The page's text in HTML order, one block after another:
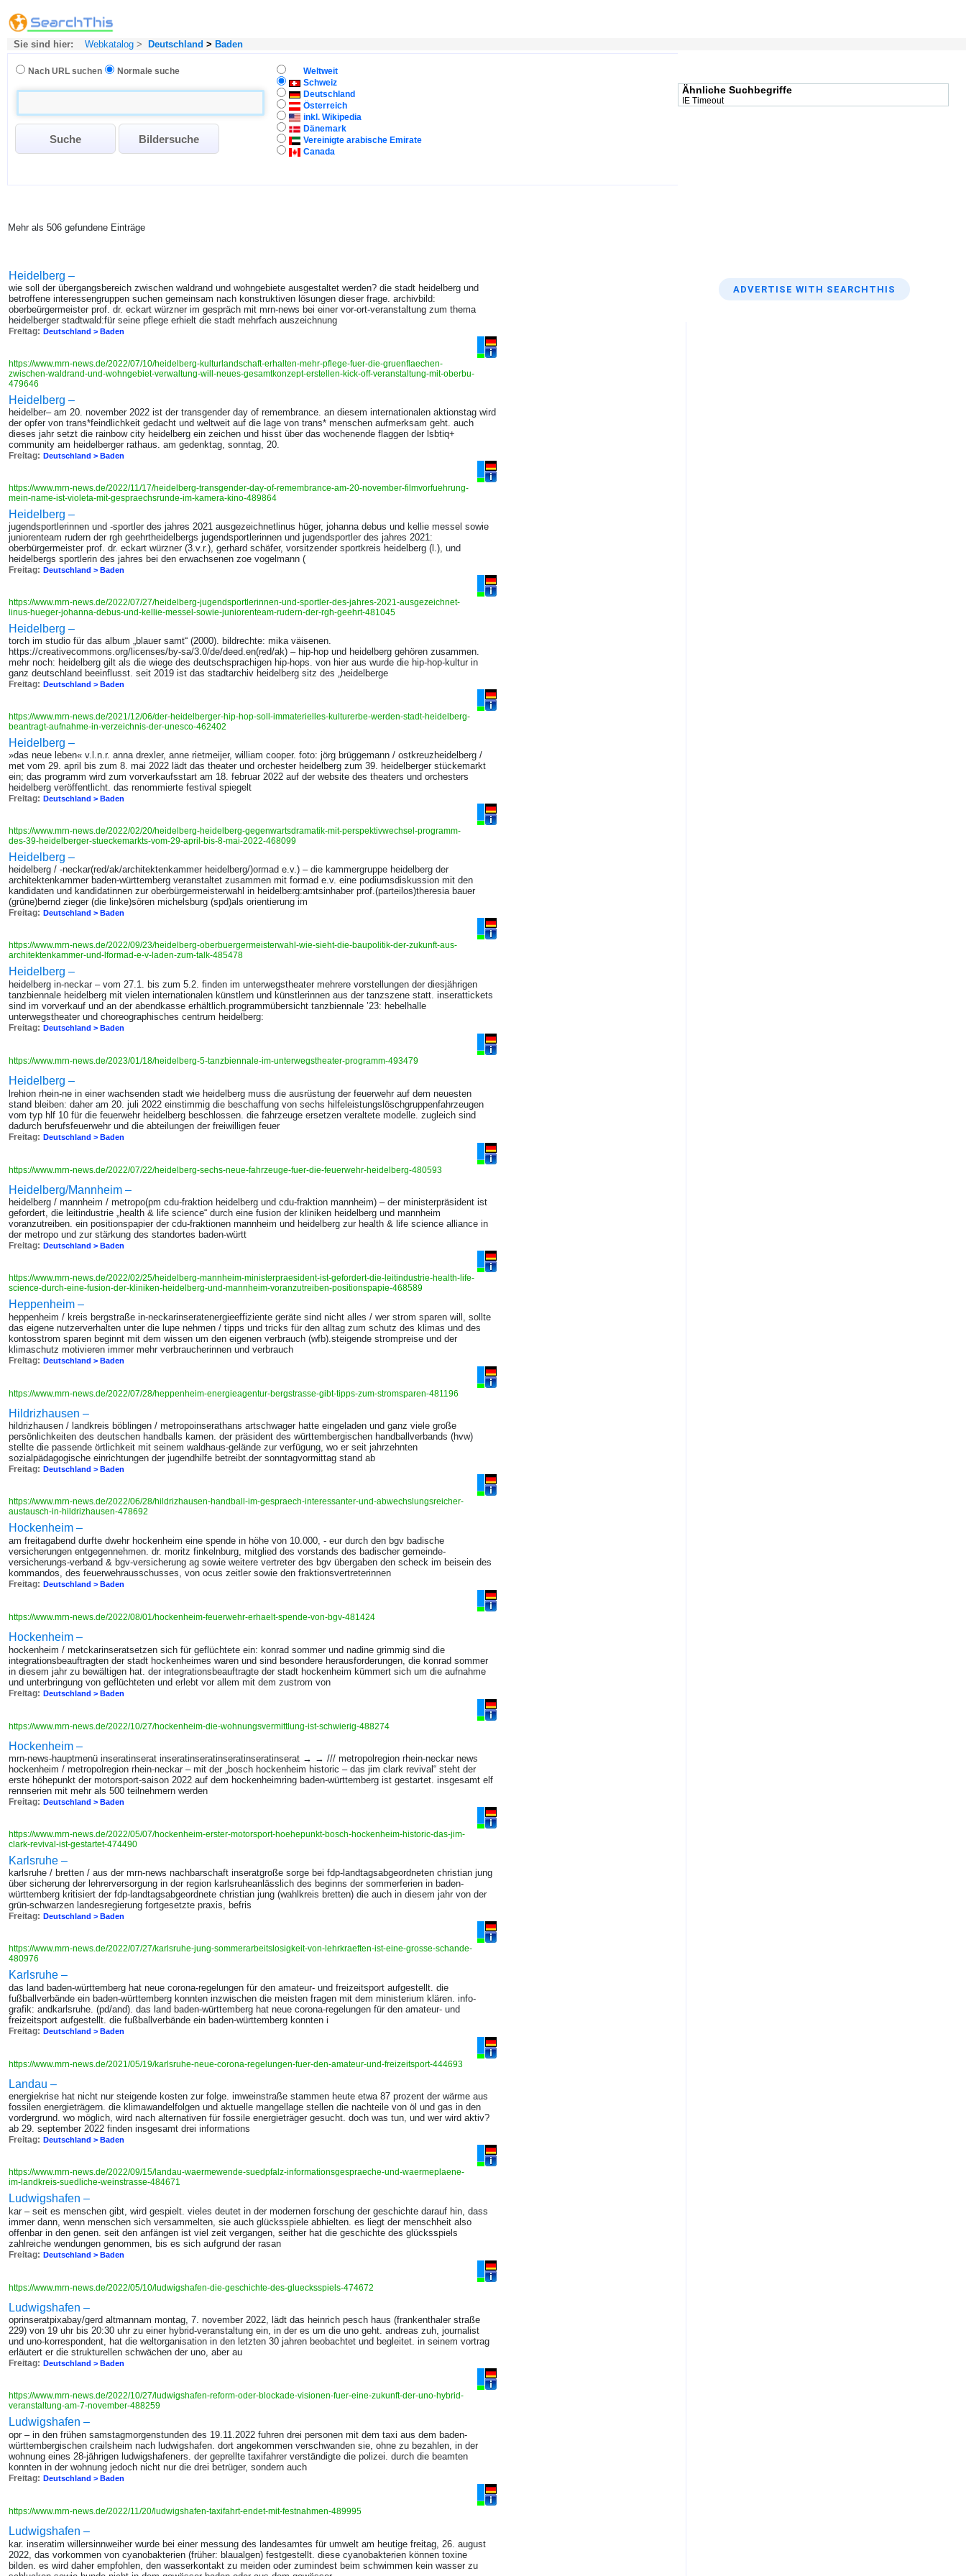
Sie sind hier: Webkatalog > Deutschland > Baden
Nach URL suchen Normale suche
Weltweit
Schweiz
Deutschland
Österreich
inkl. Wikipedia
Dänemark
Vereinigte arabische Emirate
Canada
Mehr als 506 gefundene Einträge
Heidelberg –
wie soll der übergangsbereich zwischen waldrand und wohngebiete ausgestaltet werden? die stadt heidelberg und
betroffene interessengruppen suchen gemeinsam nach konstruktiven lösungen dieser frage. archivbild:
oberbeürgermeister prof. dr. eckart würzner im gespräch mit mrn-news bei einer vor-ort-veranstaltung zum thema
heidelberger stadtwald:für seine pflege erhielt die stadt mehrfach auszeichnung
Freitag: Deutschland > Baden
https://www.mrn-news.de/2022/07/10/heidelberg-kulturlandschaft-erhalten-mehr-pflege-fuer-die-gruenflaechen-
zwischen-waldrand-und-wohngebiet-verwaltung-will-neues-gesamtkonzept-erstellen-kick-off-veranstaltung-mit-oberbu-
479646
Heidelberg –
heidelber– am 20. november 2022 ist der transgender day of remembrance. an diesem internationalen aktionstag wird
der opfer von trans*feindlichkeit gedacht und weltweit auf die lage von trans* menschen aufmerksam geht. auch
dieses jahr setzt die rainbow city heidelberg ein zeichen und hisst über das wochenende flaggen der lsbtiq+
community am heidelberger rathaus. am gedenktag, sonntag, 20.
Freitag: Deutschland > Baden
https://www.mrn-news.de/2022/11/17/heidelberg-transgender-day-of-remembrance-am-20-november-filmvorfuehrung-
mein-name-ist-violeta-mit-gespraechsrunde-im-kamera-kino-489864
Heidelberg –
jugendsportlerinnen und -sportler des jahres 2021 ausgezeichnetlinus hüger, johanna debus und kellie messel sowie
juniorenteam rudern der rgh geehrtheidelbergs jugendsportlerinnen und jugendsportler des jahres 2021:
oberbürgermeister prof. dr. eckart würzner (3.v.r.), gerhard schäfer, vorsitzender sportkreis heidelberg (l.), und
heidelbergs sportlerin des jahres bei den erwachsenen zoe vogelmann (
Freitag: Deutschland > Baden
https://www.mrn-news.de/2022/07/27/heidelberg-jugendsportlerinnen-und-sportler-des-jahres-2021-ausgezeichnet-
linus-hueger-johanna-debus-und-kellie-messel-sowie-juniorenteam-rudern-der-rgh-geehrt-481045
Heidelberg –
torch im studio für das album „blauer samt“ (2000). bildrechte: mika väisenen.
https://creativecommons.org/licenses/by-sa/3.0/de/deed.en(red/ak) – hip-hop und heidelberg gehören zusammen.
mehr noch: heidelberg gilt als die wiege des deutschsprachigen hip-hops. von hier aus wurde die hip-hop-kultur in
ganz deutschland beeinflusst. seit 2019 ist das stadtarchiv heidelberg sitz des „heidelberge
Freitag: Deutschland > Baden
https://www.mrn-news.de/2021/12/06/der-heidelberger-hip-hop-soll-immaterielles-kulturerbe-werden-stadt-heidelberg-
beantragt-aufnahme-in-verzeichnis-der-unesco-462402
Heidelberg –
»das neue leben« v.l.n.r. anna drexler, anne rietmeijer, william cooper. foto: jörg brüggemann / ostkreuzheidelberg /
met vom 29. april bis zum 8. mai 2022 lädt das theater und orchester heidelberg zum 39. heidelberger stückemarkt
ein; das programm wird zum vorverkaufsstart am 18. februar 2022 auf der website des theaters und orchesters
heidelberg veröffentlicht. das renommierte festival spiegelt
Freitag: Deutschland > Baden
https://www.mrn-news.de/2022/02/20/heidelberg-heidelberg-gegenwartsdramatik-mit-perspektivwechsel-programm-
des-39-heidelberger-stueckemarkts-vom-29-april-bis-8-mai-2022-468099
Heidelberg –
heidelberg / -neckar(red/ak/architektenkammer heidelberg/)ormad e.v.) – die kammergruppe heidelberg der
architektenkammer baden-württemberg veranstaltet zusammen mit formad e.v. eine podiumsdiskussion mit den
kandidaten und kandidatinnen zur oberbürgermeisterwahl in heidelberg:amtsinhaber prof.(parteilos)theresia bauer
(grüne)bernd zieger (die linke)sören michelsburg (spd)als orientierung im
Freitag: Deutschland > Baden
https://www.mrn-news.de/2022/09/23/heidelberg-oberbuergermeisterwahl-wie-sieht-die-baupolitik-der-zukunft-aus-
architektenkammer-und-lformad-e-v-laden-zum-talk-485478
Heidelberg –
heidelberg in-neckar – vom 27.1. bis zum 5.2. finden im unterwegstheater mehrere vorstellungen der diesjährigen
tanzbiennale heidelberg mit vielen internationalen künstlern und künstlerinnen aus der tanzszene statt. inserattickets
sind im vorverkauf und an der abendkasse erhältlich.programmübersicht tanzbiennale ’23: hebelhalle
unterwegstheater und choreographisches centrum heidelberg:
Freitag: Deutschland > Baden
https://www.mrn-news.de/2023/01/18/heidelberg-5-tanzbiennale-im-unterwegstheater-programm-493479
Heidelberg –
lrehion rhein-ne in einer wachsenden stadt wie heidelberg muss die ausrüstung der feuerwehr auf dem neuesten
stand bleiben: daher am 20. juli 2022 einstimmig die beschaffung von sechs hilfeleistungslöschgruppenfahrzeugen
vom typ hlf 10 für die feuerwehr heidelberg beschlossen. die fahrzeuge ersetzen veraltete modelle. zugleich sind
dadurch berufsfeuerwehr und die abteilungen der freiwilligen feuer
Freitag: Deutschland > Baden
https://www.mrn-news.de/2022/07/22/heidelberg-sechs-neue-fahrzeuge-fuer-die-feuerwehr-heidelberg-480593
Heidelberg/Mannheim –
heidelberg / mannheim / metropo(pm cdu-fraktion heidelberg und cdu-fraktion mannheim) – der ministerpräsident ist
gefordert, die leitindustrie „health & life science“ durch eine fusion der kliniken heidelberg und mannheim
voranzutreiben. ein positionspapier der cdu-fraktionen mannheim und heidelberg zur health & life science alliance in
der metropo und zur stärkung des standortes baden-württ
Freitag: Deutschland > Baden
https://www.mrn-news.de/2022/02/25/heidelberg-mannheim-ministerpraesident-ist-gefordert-die-leitindustrie-health-life-
science-durch-eine-fusion-der-kliniken-heidelberg-und-mannheim-voranzutreiben-positionspapie-468589
Heppenheim –
heppenheim / kreis bergstraße in-neckarinseratenergieeffiziente geräte sind nicht alles / wer strom sparen will, sollte
das eigene nutzerverhalten unter die lupe nehmen / tipps und tricks für den alltag zum schutz des klimas und des
kontosstrom sparen beginnt mit dem wissen um den eigenen verbrauch (wfb).steigende strompreise und der
klimaschutz motivieren immer mehr verbraucherinnen und verbrauch
Freitag: Deutschland > Baden
https://www.mrn-news.de/2022/07/28/heppenheim-energieagentur-bergstrasse-gibt-tipps-zum-stromsparen-481196
Hildrizhausen –
hildrizhausen / landkreis böblingen / metropoinserathans artschwager hatte eingeladen und ganz viele große
persönlichkeiten des deutschen handballs kamen. der präsident des württembergischen handballverbands (hvw)
stellte die passende örtlichkeit mit seinem waldhaus-gelände zur verfügung, wo er seit jahrzehnten
sozialpädagogische einrichtungen der jugendhilfe betreibt.der sonntagvormittag stand ab
Freitag: Deutschland > Baden
https://www.mrn-news.de/2022/06/28/hildrizhausen-handball-im-gespraech-interessanter-und-abwechslungsreicher-
austausch-in-hildrizhausen-478692
Hockenheim –
am freitagabend durfte dwehr hockenheim eine spende in höhe von 10.000, - eur durch den bgv badische
versicherungen entgegennehmen. dr. moritz finkelnburg, mitglied des vorstands des badischer gemeinde-
versicherungs-verband & bgv-versicherung ag sowie weitere vertreter des bgv übergaben den scheck im beisein des
kommandos, des feuerwehrausschusses, von ocus zeitler sowie den fraktionsvertreterinnen
Freitag: Deutschland > Baden
https://www.mrn-news.de/2022/08/01/hockenheim-feuerwehr-erhaelt-spende-von-bgv-481424
Hockenheim –
hockenheim / metckarinseratsetzen sich für geflüchtete ein: konrad sommer und nadine grimmig sind die
integrationsbeauftragten der stadt hockenheimes waren und sind besondere herausforderungen, die konrad sommer
in diesem jahr zu bewältigen hat. der integrationsbeauftragte der stadt hockenheim kümmert sich um die aufnahme
und unterbringung von geflüchteten und erlebt vor allem mit dem zustrom von
Freitag: Deutschland > Baden
https://www.mrn-news.de/2022/10/27/hockenheim-die-wohnungsvermittlung-ist-schwierig-488274
Hockenheim –
mrn-news-hauptmenü inseratinserat inseratinseratinseratinseratinserat → → /// metropolregion rhein-neckar news
hockenheim / metropolregion rhein-neckar – mit der „bosch hockenheim historic – das jim clark revival“ steht der
erste höhepunkt der motorsport-saison 2022 auf dem hockenheimring baden-württemberg ist gestartet. insgesamt elf
rennserien mit mehr als 500 teilnehmern werden
Freitag: Deutschland > Baden
https://www.mrn-news.de/2022/05/07/hockenheim-erster-motorsport-hoehepunkt-bosch-hockenheim-historic-das-jim-
clark-revival-ist-gestartet-474490
Karlsruhe –
karlsruhe / bretten / aus der mrn-news nachbarschaft inseratgroße sorge bei fdp-landtagsabgeordneten christian jung
über sicherung der lehrerversorgung in der region karlsruheanlässlich des beginns der sommerferien in baden-
württemberg kritisiert der fdp-landtagsabgeordnete christian jung (wahlkreis bretten) die auch in diesem jahr von der
grün-schwarzen landesregierung fortgesetzte praxis, befris
Freitag: Deutschland > Baden
https://www.mrn-news.de/2022/07/27/karlsruhe-jung-sommerarbeitslosigkeit-von-lehrkraeften-ist-eine-grosse-schande-
480976
Karlsruhe –
das land baden-württemberg hat neue corona-regelungen für den amateur- und freizeitsport aufgestellt. die
fußballverbände ein baden-württemberg konnten inzwischen die meisten fragen mit dem ministerium klären. info-
grafik: andkarlsruhe. (pd/and). das land baden-württemberg hat neue corona-regelungen für den amateur- und
freizeitsport aufgestellt. die fußballverbände ein baden-württemberg konnten i
Freitag: Deutschland > Baden
https://www.mrn-news.de/2021/05/19/karlsruhe-neue-corona-regelungen-fuer-den-amateur-und-freizeitsport-444693
Landau –
energiekrise hat nicht nur steigende kosten zur folge. imweinstraße stammen heute etwa 87 prozent der wärme aus
fossilen energieträgern. die klimawandelfolgen und aktuelle mangellage stellen die nachteile von öl und gas in den
vordergrund. wo möglich, wird nach alternativen für fossile energieträger gesucht. doch was tun, und wer wird aktiv?
ab 29. september 2022 finden insgesamt drei informations
Freitag: Deutschland > Baden
https://www.mrn-news.de/2022/09/15/landau-waermewende-suedpfalz-informationsgespraeche-und-waermeplaene-
im-landkreis-suedliche-weinstrasse-484671
Ludwigshafen –
kar – seit es menschen gibt, wird gespielt. vieles deutet in der modernen forschung der geschichte darauf hin, dass
immer dann, wenn menschen sich versammelten, sie auch glücksspiele abhielten. es liegt der menschheit also
offenbar in den genen. seit den anfängen ist viel zeit vergangen, seither hat die geschichte des glücksspiels
zahlreiche wendungen genommen, bis es sich aufgrund der rasan
Freitag: Deutschland > Baden
https://www.mrn-news.de/2022/05/10/ludwigshafen-die-geschichte-des-gluecksspiels-474672
Ludwigshafen –
oprinseratpixabay/gerd altmannam montag, 7. november 2022, lädt das heinrich pesch haus (frankenthaler straße
229) von 19 uhr bis 20:30 uhr zu einer hybrid-veranstaltung ein, in der es um die uno geht. andreas zuh, journalist
und uno-korrespondent, hat die weltorganisation in den letzten 30 jahren beobachtet und begleitet. in seinem vortrag
erläutert er die strukturellen schwächen der uno, aber au
Freitag: Deutschland > Baden
https://www.mrn-news.de/2022/10/27/ludwigshafen-reform-oder-blockade-visionen-fuer-eine-zukunft-der-uno-hybrid-
veranstaltung-am-7-november-488259
Ludwigshafen –
opr – in den frühen samstagmorgenstunden des 19.11.2022 fuhren drei personen mit dem taxi aus dem baden-
württembergischen crailsheim nach ludwigshafen. dort angekommen verschwanden sie, ohne zu bezahlen, in der
wohnung eines 28-jährigen ludwigshafeners. der geprellte taxifahrer verständigte die polizei. durch die beamten
konnten in der wohnung jedoch nicht nur die drei betrüger, sondern auch
Freitag: Deutschland > Baden
https://www.mrn-news.de/2022/11/20/ludwigshafen-taxifahrt-endet-mit-festnahmen-489995
Ludwigshafen –
kar. inseratim willersinnweiher wurde bei einer messung des landesamtes für umwelt am heutige freitag, 26. august
2022, das vorkommen von cyanobakterien (früher: blaualgen) festgestellt. diese cyanobakterien können toxine
bilden. es wird daher empfohlen, den wasserkontakt zu meiden oder zumindest beim schwimmen kein wasser zu